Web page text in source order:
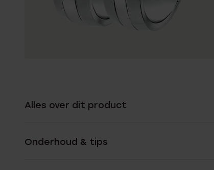
Alles over dit product
Onderhoud & tips